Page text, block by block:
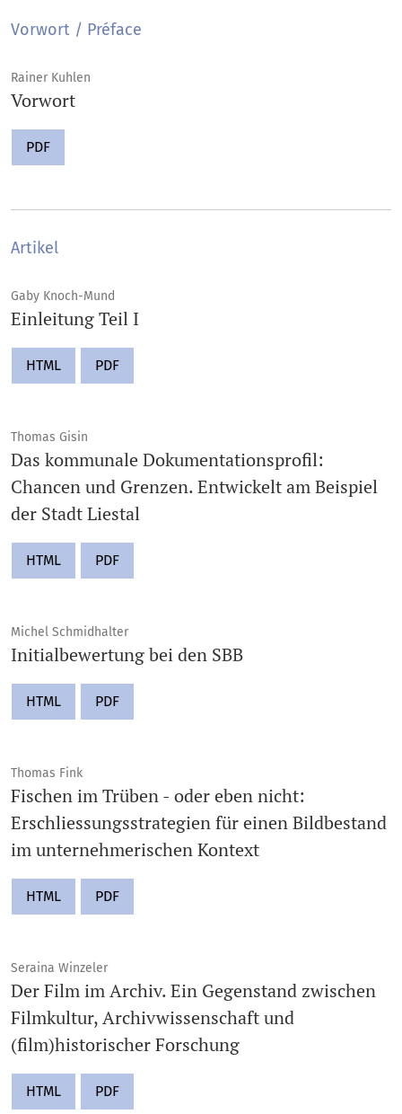
Vorwort / Préface
Rainer Kuhlen
Vorwort
PDF
Artikel
Gaby Knoch-Mund
Einleitung Teil I
HTML PDF
Thomas Gisin
Das kommunale Dokumentationsprofil:
Chancen und Grenzen. Entwickelt am Beispiel
der Stadt Liestal
HTML PDF
Michel Schmidhalter
Initialbewertung bei den SBB
HTML PDF
Thomas Fink
Fischen im Trüben - oder eben nicht:
Erschliessungsstrategien für einen Bildbestand
im unternehmerischen Kontext
HTML PDF
Seraina Winzeler
Der Film im Archiv. Ein Gegenstand zwischen
Filmkultur, Archivwissenschaft und
(film)historischer Forschung
HTML PDF